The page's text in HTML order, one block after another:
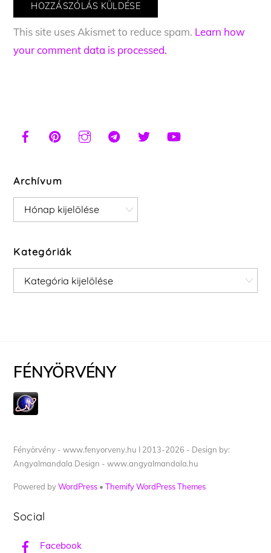
This site uses Akismet to reduce spam. Learn how
your comment data is processed.
Archívum
Archívum
Kategóriák
Kategóriák
FÉNYÖRVÉNY
Fényörvény - www.fenyorveny.hu I 2013-2026 - Design by:
Angyalmandala Design - www.angyalmandala.hu
Powered byWordPress •Themify WordPress Themes
Social
Facebook